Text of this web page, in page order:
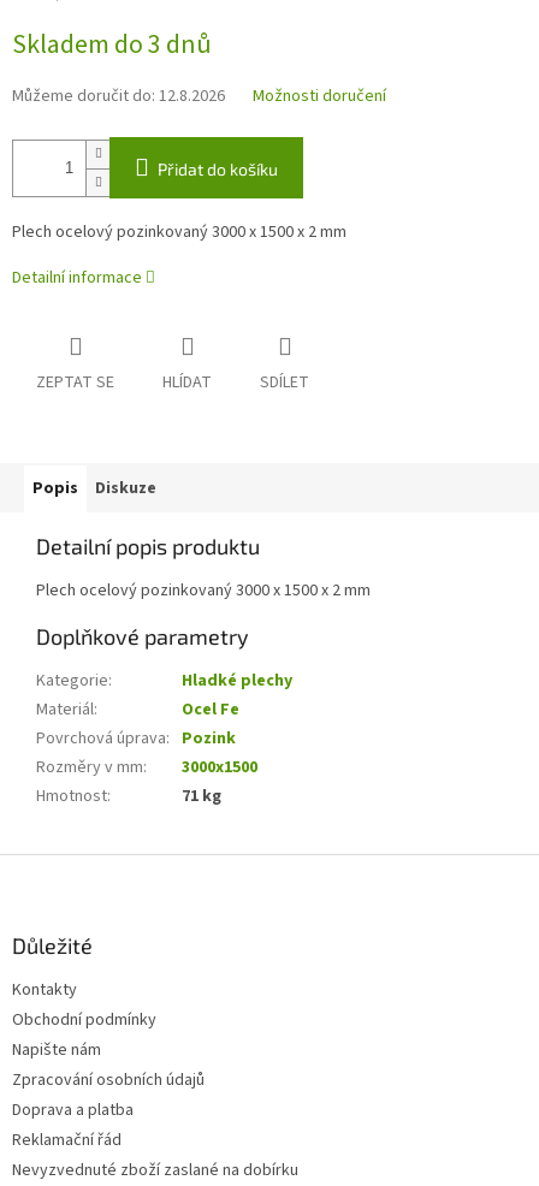
cena:
Skladem do 3 dnů
Můžeme doručit do: 12.8.2026 Možnosti doručení
Přidat do košíku
Plech ocelový pozinkovaný 3000 x 1500 x 2 mm
Detailní informace
ZEPTAT SE HLÍDAT SDÍLET
Popis Diskuze
Detailní popis produktu
Plech ocelový pozinkovaný 3000 x 1500 x 2 mm
Doplňkové parametry
Kategorie:
Hladké plechy
Materiál:
Ocel Fe
Povrchová úprava: Pozink
Rozměry v mm:
3000x1500
Hmotnost: 71 kg
Důležité
Kontakty
Obchodní podmínky
Napište nám
Zpracování osobních údajů
Doprava a platba
Reklamační řád
Nevyzvednuté zboží zaslané na dobírku